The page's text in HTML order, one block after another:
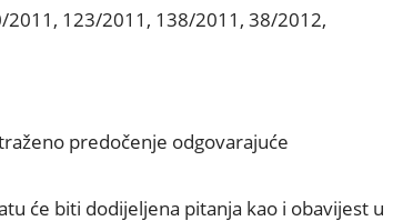
2011, 123/2011, 138/2011, 38/2012,
predočenje odgovarajuće
će biti dodijeljena pitanja kao i obavijest u